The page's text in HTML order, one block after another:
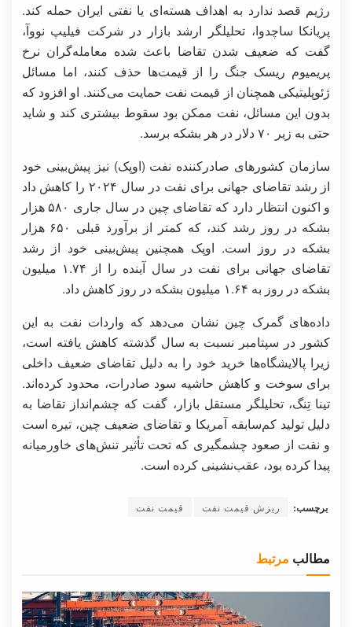
رژیم قصد ندارد به اهداف هسته‌ای یا نفتی ایران حمله کند.
پریانکا ساچدوا، تحلیلگر ارشد بازار در شرکت فیلیپ نووآ،
گفت که ضعیف شدن تقاضا باعث شده معامله‌گران نرخ
پریمیوم ریسک جنگ را از قیمت‌ها حذف کنند، اما مسائل
ژئوپلیتیکی همچنان از قیمت نفت حمایت می‌کنند. او افزود که
بدون این مسائل، نفت ممکن بود سقوط بیشتری کند و شاید
حتی به زیر ۷۰ دلار در هر بشکه برسد.
سازمان کشورهای صادرکننده نفت (اوپک) نیز پیش‌بینی خود
از رشد تقاضای جهانی برای نفت در سال ۲۰۲۴ را کاهش داد
و اکنون انتظار دارد که تقاضای چین در سال جاری ۵۸۰ هزار
بشکه در روز رشد کند، که کمتر از برآورد قبلی ۶۵۰ هزار
بشکه در روز است. اوپک همچنین پیش‌بینی خود از رشد
تقاضای جهانی برای نفت در سال آینده را از ۱.۷۴ میلیون
بشکه در روز به ۱.۶۴ میلیون بشکه در روز کاهش داد.
داده‌های گمرک چین نشان می‌دهد که واردات نفت به این
کشور در سپتامبر نسبت به سال گذشته کاهش یافته است،
زیرا پالایشگاه‌ها خرید خود را به دلیل تقاضای ضعیف داخلی
برای سوخت و کاهش حاشیه سود صادرات، محدود کرده‌اند.
تینا تِنگ، تحلیلگر مستقل بازار، گفت که چشم‌انداز تقاضا به
دلیل تولید کم‌سابقه آمریکا و تقاضای ضعیف چین، تیره است
و نفت از صعود چشمگیری که تحت تأثیر تنش‌های خاورمیانه
پیدا کرده بود، عقب‌نشینی کرده است.
برچسب: ریزش قیمت نفت قیمت نفت
مطالب مرتبط